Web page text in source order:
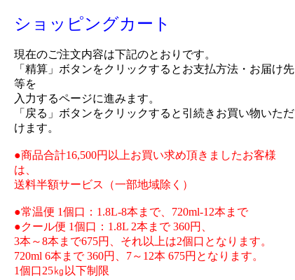
ショッピングカート
現在のご注文内容は下記のとおりです。
「精算」ボタンをクリックするとお支払方法・お届け先
等を
入力するページに進みます。
「戻る」ボタンをクリックすると引続きお買い物いただ
けます。
●商品合計16,500円以上お買い求め頂きましたお客様
は、
送料半額サービス（一部地域除く）
●常温便 1個口：1.8L-8本まで、720ml-12本まで
●クール便 1個口：1.8L 2本まで 360円、
3本～8本まで675円、それ以上は2個口となります。
720ml 6本まで 360円、7～12本 675円となります。
1個口25㎏以下制限